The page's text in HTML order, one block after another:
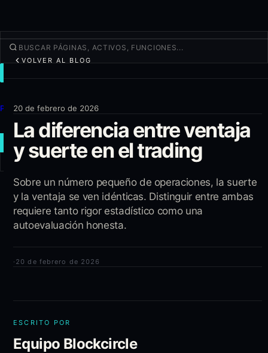
Productos
Más
NUEVA OPERACIÓN
Iniciar sesión REGÍSTRATE
VOLVER AL BLOG
20 de febrero de 2026
La diferencia entre ventaja
y suerte en el trading
Sobre un número pequeño de operaciones, la suerte
y la ventaja se ven idénticas. Distinguir entre ambas
requiere tanto rigor estadístico como una
autoevaluación honesta.
· 20 de febrero de 2026
ESCRITO POR
Equipo Blockcircle